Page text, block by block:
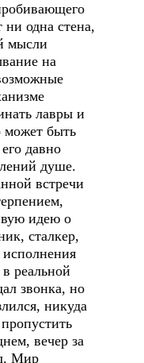
ни одна стена,
мысли
на
лавры и
может быть
давно
душе.
встречи
идею о
сталкер,
реальной
звонка, но
никуда
вечер за
Мир